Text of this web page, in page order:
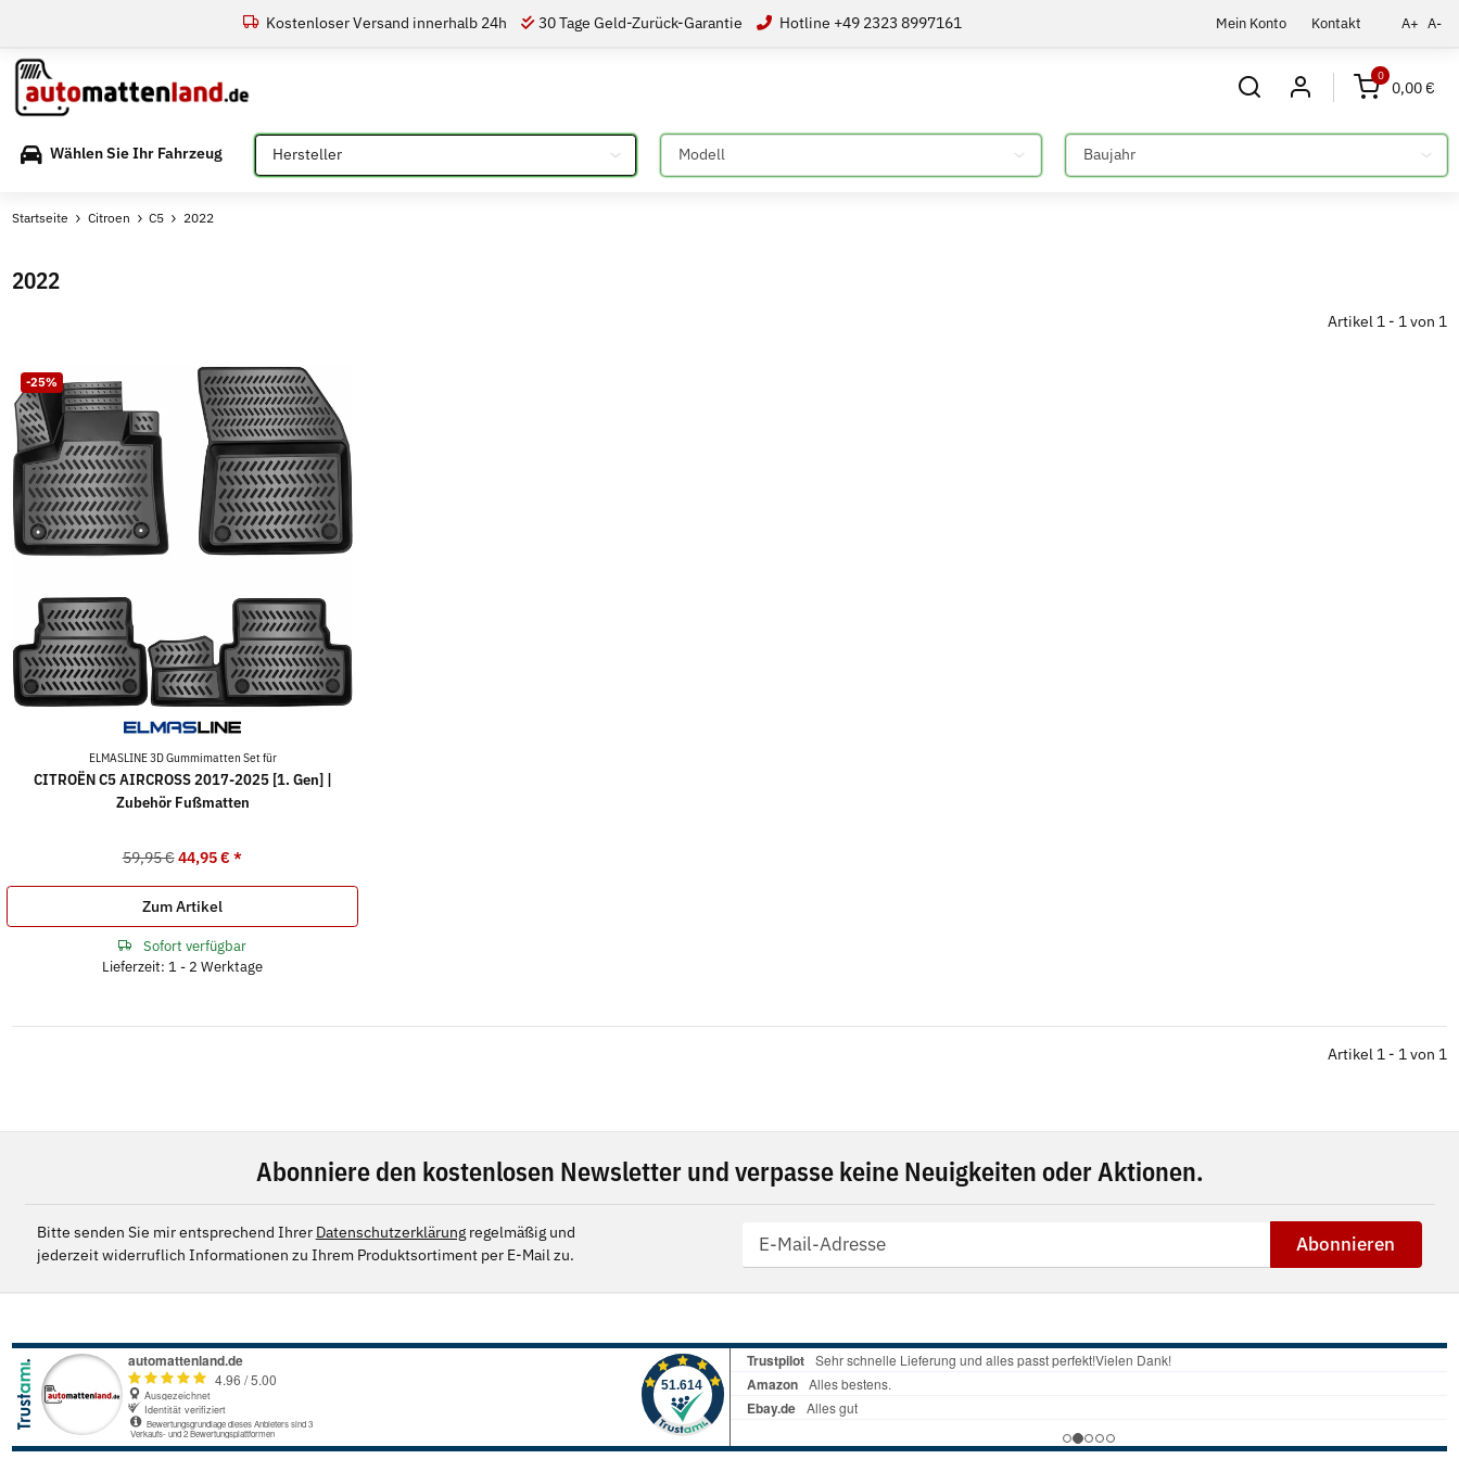
Mein Konto Kontakt A+ A-
Kostenloser Versand innerhalb 24h 30 Tage Geld-Zurück-Garantie Hotline +49 2323 8997161
0
0,00 €
Wählen Sie Ihr Fahrzeug Bitte auswählen Bitte auswählen Bitte auswählen
Startseite Citroen C5 2022
2022
Artikel 1 - 1 von 1
-25%
ELMASLINE 3D Gummimatten Set für
CITROËN C5 AIRCROSS 2017-2025 [1. Gen] |
Zubehör Fußmatten
59,95 € 44,95 €*
Zum Artikel
Sofort verfügbar
Lieferzeit: 1 - 2 Werktage
Artikel 1 - 1 von 1
Abonniere den kostenlosen Newsletter und verpasse keine Neuigkeiten oder Aktionen.
Bitte senden Sie mir entsprechend Ihrer Datenschutzerklärungregelmäßig und
jederzeit widerruflich Informationen zu Ihrem Produktsortiment per E-Mail zu.
Abonnieren